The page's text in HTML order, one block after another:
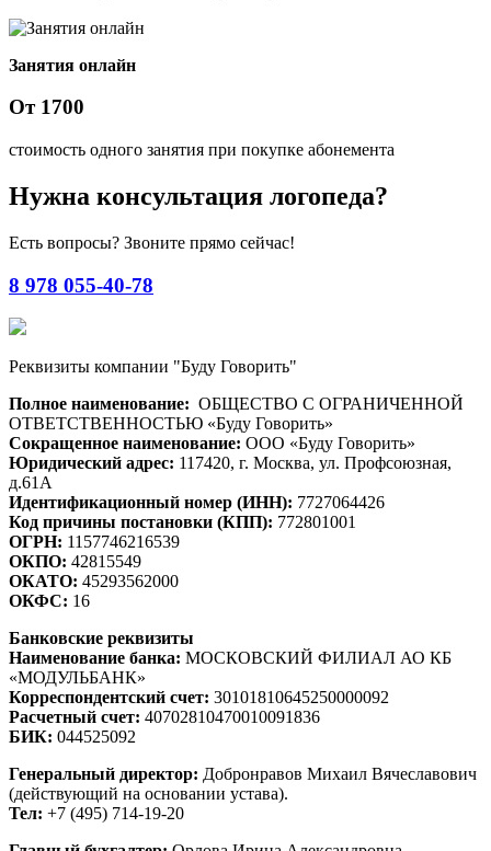
Занятия онлайн
От1700
стоимость одного занятия при покупке абонемента
Нужна консультация логопеда?
Есть вопросы? Звоните прямо сейчас!
8 978 055-40-78
Реквизиты компании "Буду Говорить"
Полное наименование: ОБЩЕСТВО С ОГРАНИЧЕННОЙ
ОТВЕТСТВЕННОСТЬЮ «Буду Говорить»
Сокращенное наименование: ООО «Буду Говорить»
Юридический адрес: 117420, г. Москва, ул. Профсоюзная,
д.61А
Идентификационный номер (ИНН): 7727064426
Код причины постановки (КПП): 772801001
ОГРН: 1157746216539
ОКПО: 42815549
ОКАТО: 45293562000
ОКФС: 16
Банковские реквизиты
Наименование банка: МОСКОВСКИЙ ФИЛИАЛ АО КБ
«МОДУЛЬБАНК»
Корреспондентский счет: 30101810645250000092
Расчетный счет: 40702810470010091836
БИК: 044525092
Генеральный директор: Добронравов Михаил Вячеславович
(действующий на основании устава).
Тел: +7 (495) 714-19-20